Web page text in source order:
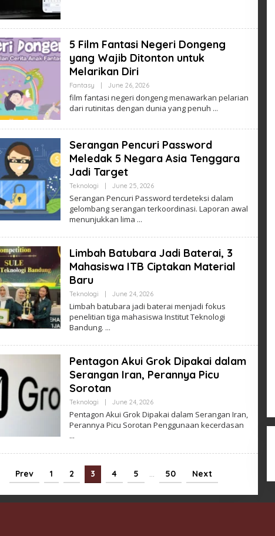
5 Film Fantasi Negeri Dongeng
yang Wajib Ditonton untuk
Melarikan Diri
Fantasy June 26, 2026By
film fantasi negeri dongeng menawarkan pelarian
dari rutinitas dengan dunia yang penuh
Serangan Pencuri Password
Meledak 5 Negara Asia Tenggara
Jadi Target
Teknologi June 25, 2026By
Serangan Pencuri Password terdeteksi dalam
gelombang serangan terkoordinasi. Laporan awal
menunjukkan lima
Limbah Batubara Jadi Baterai, 3
Mahasiswa ITB Ciptakan Material
Baru
Teknologi June 24, 2026By
Limbah batubara jadi baterai menjadi fokus
penelitian tiga mahasiswa Institut Teknologi
Bandung.
Pentagon Akui Grok Dipakai dalam
Serangan Iran, Perannya Picu
Sorotan
Teknologi June 24, 2026By
Pentagon Akui Grok Dipakai dalam Serangan Iran,
Perannya Picu Sorotan Penggunaan kecerdasan
Prev 1 2 3 4 5 … 50 Next